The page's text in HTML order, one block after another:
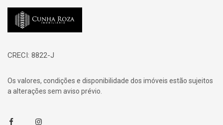
Página inicial
CRECI: 8822-J
Os valores, condições e disponibilidade dos imóveis estão sujeitos
a alterações sem aviso prévio.
FacebookInstagram